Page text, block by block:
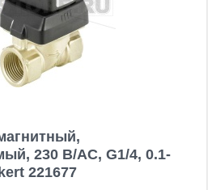
230 В/AC, G1/4, 0.1-
221677